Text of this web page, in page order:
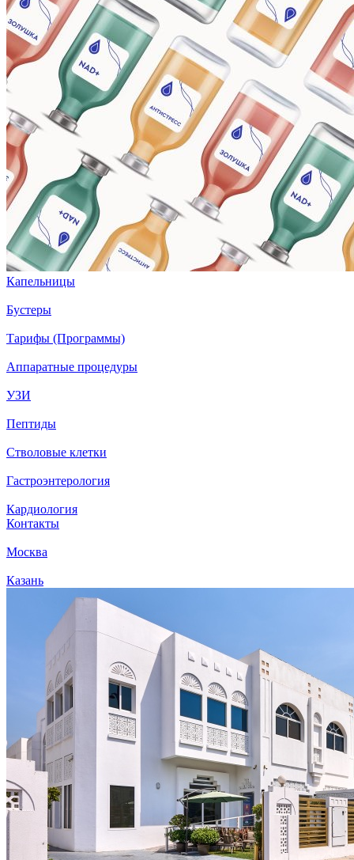
Капельницы
Бустеры
Тарифы (Программы)
Аппаратные процедуры
УЗИ
Пептиды
Стволовые клетки
Гастроэнтерология
Кардиология
Контакты
Москва
Казань